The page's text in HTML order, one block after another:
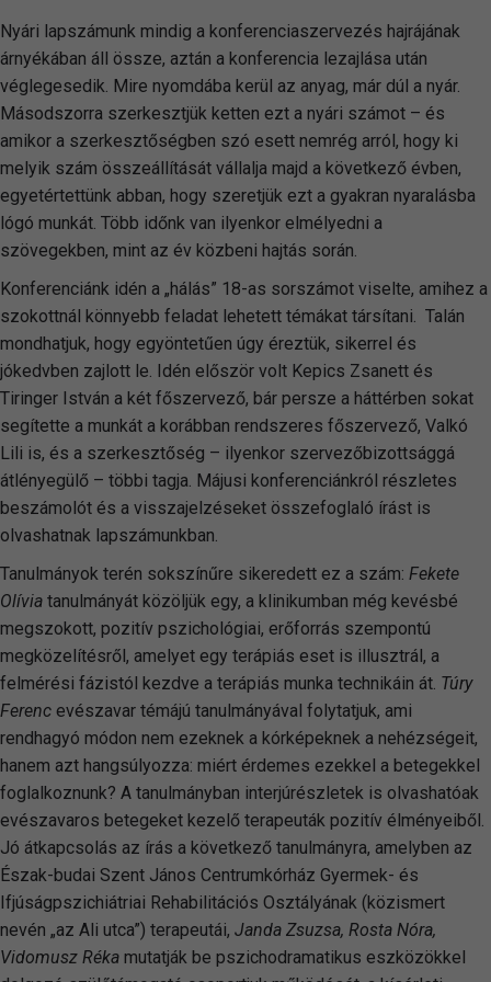
Nyári lapszámunk mindig a konferenciaszervezés hajrájának
árnyékában áll össze, aztán a konferencia lezajlása után
véglegesedik. Mire nyomdába kerül az anyag, már dúl a nyár.
Másodszorra szerkesztjük ketten ezt a nyári számot – és
amikor a szerkesztőségben szó esett nemrég arról, hogy ki
melyik szám összeállítását vállalja majd a következő évben,
egyetértettünk abban, hogy szeretjük ezt a gyakran nyaralásba
lógó munkát. Több időnk van ilyenkor elmélyedni a
szövegekben, mint az év közbeni hajtás során.
Konferenciánk idén a „hálás” 18-as sorszámot viselte, amihez a
szokottnál könnyebb feladat lehetett témákat társítani. Talán
mondhatjuk, hogy egyöntetűen úgy éreztük, sikerrel és
jókedvben zajlott le. Idén először volt Kepics Zsanett és
Tiringer István a két főszervező, bár persze a háttérben sokat
segítette a munkát a korábban rendszeres főszervező, Valkó
Lili is, és a szerkesztőség – ilyenkor szervezőbizottsággá
átlényegülő – többi tagja. Májusi konferenciánkról részletes
beszámolót és a visszajelzéseket összefoglaló írást is
olvashatnak lapszámunkban.
Tanulmányok terén sokszínűre sikeredett ez a szám: Fekete
Olívia tanulmányát közöljük egy, a klinikumban még kevésbé
megszokott, pozitív pszichológiai, erőforrás szempontú
megközelítésről, amelyet egy terápiás eset is illusztrál, a
felmérési fázistól kezdve a terápiás munka technikáin át. Túry
Ferenc evészavar témájú tanulmányával folytatjuk, ami
rendhagyó módon nem ezeknek a kórképeknek a nehézségeit,
hanem azt hangsúlyozza: miért érdemes ezekkel a betegekkel
foglalkoznunk? A tanulmányban interjúrészletek is olvashatóak
evészavaros betegeket kezelő terapeuták pozitív élményeiből.
Jó átkapcsolás az írás a következő tanulmányra, amelyben az
Észak-budai Szent János Centrumkórház Gyermek- és
Ifjúságpszichiátriai Rehabilitációs Osztályának (közismert
nevén „az Ali utca”) terapeutái, Janda Zsuzsa, Rosta Nóra,
Vidomusz Réka mutatják be pszichodramatikus eszközökkel